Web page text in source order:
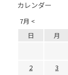
カレンダー
7月 <
日 月
2
3